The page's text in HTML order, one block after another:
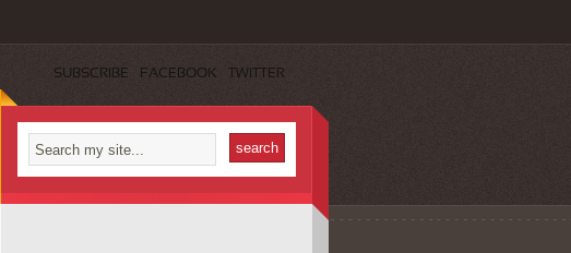
SUBSCRIBE FACEBOOK TWITTER